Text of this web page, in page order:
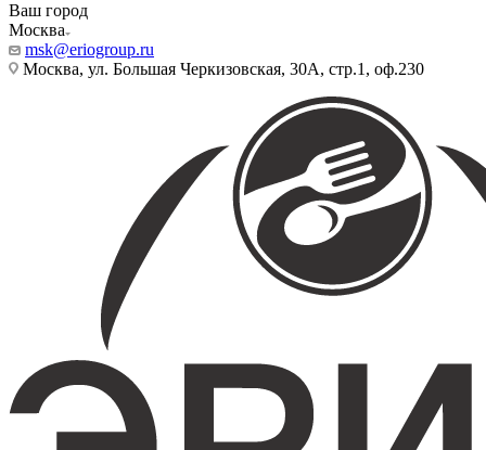
Ваш город
Москва
msk@eriogroup.ru
Москва, ул. Большая Черкизовская, 30А, стр.1, оф.230